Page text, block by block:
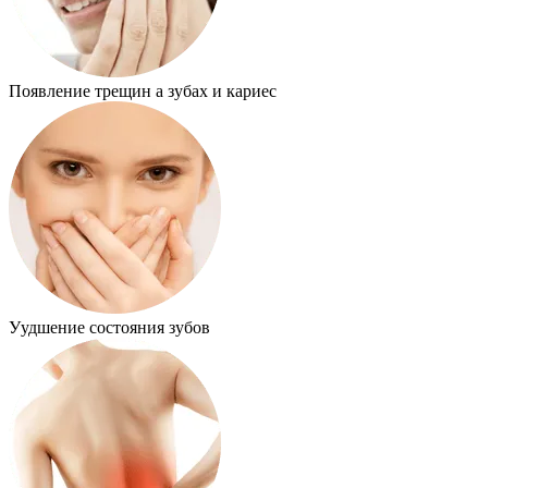
Появление трещин а зубах и кариес
Уудшение состояния зубов